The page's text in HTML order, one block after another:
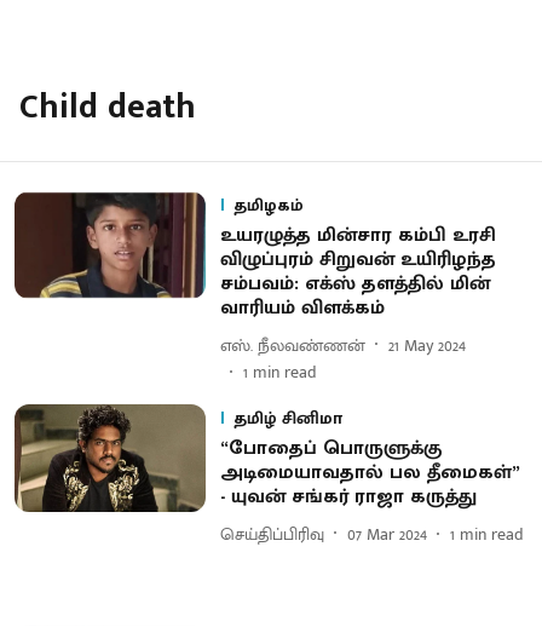
Child death
தமிழகம்
உயரழுத்த மின்சார கம்பி உரசி
விழுப்புரம் சிறுவன் உயிரிழந்த
சம்பவம்: எக்ஸ் தளத்தில் மின்
வாரியம் விளக்கம்
எஸ். நீலவண்ணன்
21 May 2024
1 min read
தமிழ் சினிமா
“போதைப் பொருளுக்கு
அடிமையாவதால் பல தீமைகள்”
- யுவன் சங்கர் ராஜா கருத்து
செய்திப்பிரிவு 07 Mar 2024 1 min read